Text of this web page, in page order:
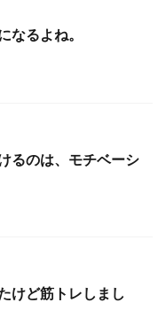
なるよね。
るのは、モチベーシ
けど筋トレしまし